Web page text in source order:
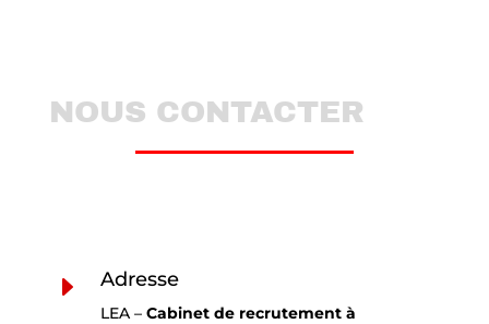
NOUS CONTACTER
E Adresse
LEA – Cabinet de recrutement à